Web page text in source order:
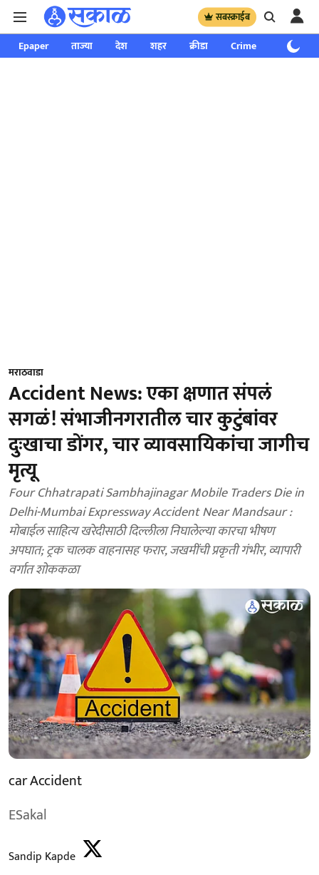
सबस्क्राईब
Epaper ताज्या देश शहर क्रीडा Crime साप्ताहिक
मराठवाडा
Accident News: एका क्षणात संपलं
सगळं! संभाजीनगरातील चार कुटुंबांवर
दुःखाचा डोंगर, चार व्यावसायिकांचा जागीच
मृत्यू
Four Chhatrapati Sambhajinagar Mobile Traders Die in
Delhi-Mumbai Expressway Accident Near Mandsaur :
मोबाईल साहित्य खरेदीसाठी दिल्लीला निघालेल्या कारचा भीषण
अपघात; ट्रक चालक वाहनासह फरार, जखमींची प्रकृती गंभीर, व्यापारी
वर्गात शोककळा
car Accident
ESakal
Sandip Kapde